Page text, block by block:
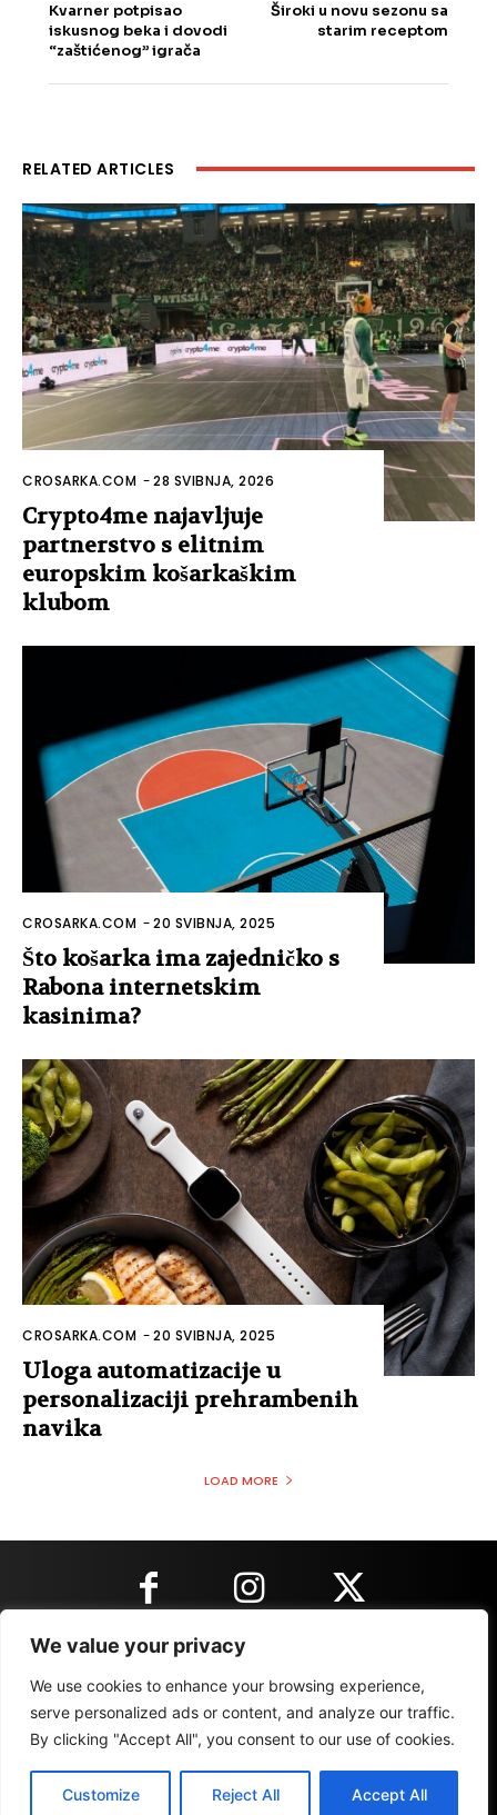
We value your privacy
We use cookies to enhance your browsing experience,
serve personalized ads or content, and analyze our traffic.
By clicking "Accept All", you consent to our use of cookies.
Customize Reject All Accept All
Kvarner potpisao
iskusnog beka i dovodi
“zaštićenog” igrača
Široki u novu sezonu sa
starim receptom
RELATED ARTICLES
CROSARKA.COM -28 SVIBNJA, 2026
Crypto4me najavljuje
partnerstvo s elitnim
europskim košarkaškim
klubom
CROSARKA.COM -20 SVIBNJA, 2025
Što košarka ima zajedničko s
Rabona internetskim
kasinima?
CROSARKA.COM -20 SVIBNJA, 2025
Uloga automatizacije u
personalizaciji prehrambenih
navika
LOAD MORE
KONTAKT INFORMACIJE
IMPRESSUM MARKETING REZULTATI